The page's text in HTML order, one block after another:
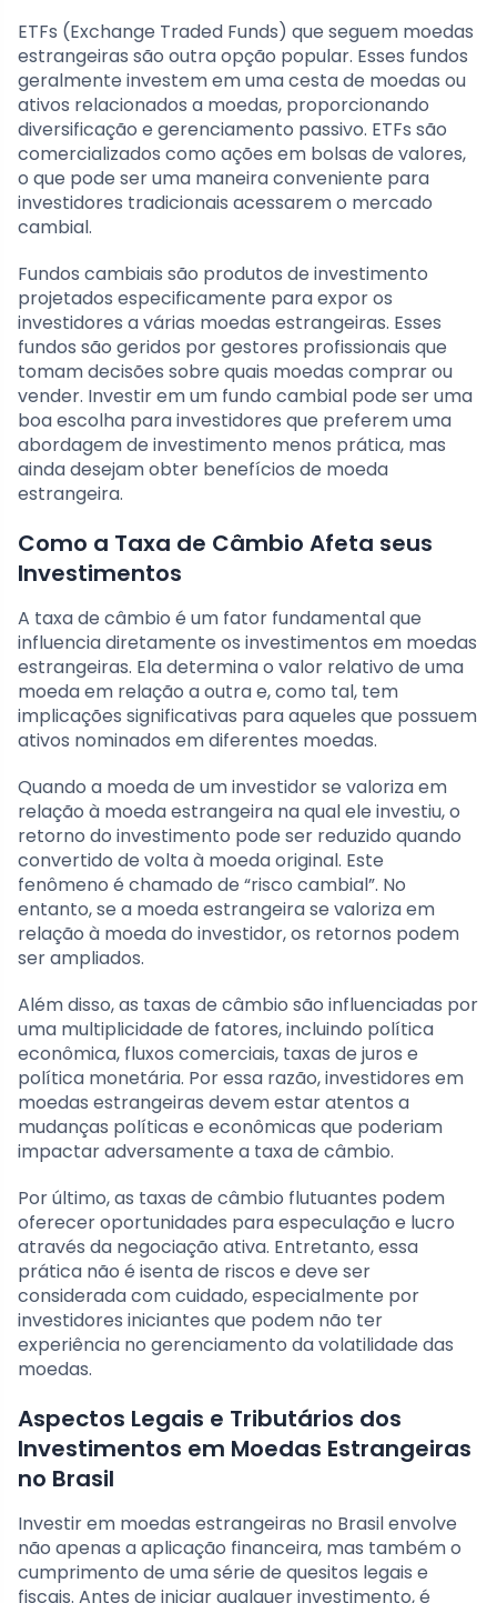
ETFs (Exchange Traded Funds) que seguem moedas
estrangeiras são outra opção popular. Esses fundos
geralmente investem em uma cesta de moedas ou
ativos relacionados a moedas, proporcionando
diversificação e gerenciamento passivo. ETFs são
comercializados como ações em bolsas de valores,
o que pode ser uma maneira conveniente para
investidores tradicionais acessarem o mercado
cambial.
Fundos cambiais são produtos de investimento
projetados especificamente para expor os
investidores a várias moedas estrangeiras. Esses
fundos são geridos por gestores profissionais que
tomam decisões sobre quais moedas comprar ou
vender. Investir em um fundo cambial pode ser uma
boa escolha para investidores que preferem uma
abordagem de investimento menos prática, mas
ainda desejam obter benefícios de moeda
estrangeira.
Como a Taxa de Câmbio Afeta seus
Investimentos
A taxa de câmbio é um fator fundamental que
influencia diretamente os investimentos em moedas
estrangeiras. Ela determina o valor relativo de uma
moeda em relação a outra e, como tal, tem
implicações significativas para aqueles que possuem
ativos nominados em diferentes moedas.
Quando a moeda de um investidor se valoriza em
relação à moeda estrangeira na qual ele investiu, o
retorno do investimento pode ser reduzido quando
convertido de volta à moeda original. Este
fenômeno é chamado de “risco cambial”. No
entanto, se a moeda estrangeira se valoriza em
relação à moeda do investidor, os retornos podem
ser ampliados.
Além disso, as taxas de câmbio são influenciadas por
uma multiplicidade de fatores, incluindo política
econômica, fluxos comerciais, taxas de juros e
política monetária. Por essa razão, investidores em
moedas estrangeiras devem estar atentos a
mudanças políticas e econômicas que poderiam
impactar adversamente a taxa de câmbio.
Por último, as taxas de câmbio flutuantes podem
oferecer oportunidades para especulação e lucro
através da negociação ativa. Entretanto, essa
prática não é isenta de riscos e deve ser
considerada com cuidado, especialmente por
investidores iniciantes que podem não ter
experiência no gerenciamento da volatilidade das
moedas.
Aspectos Legais e Tributários dos
Investimentos em Moedas Estrangeiras
no Brasil
Investir em moedas estrangeiras no Brasil envolve
não apenas a aplicação financeira, mas também o
cumprimento de uma série de quesitos legais e
fiscais. Antes de iniciar qualquer investimento, é